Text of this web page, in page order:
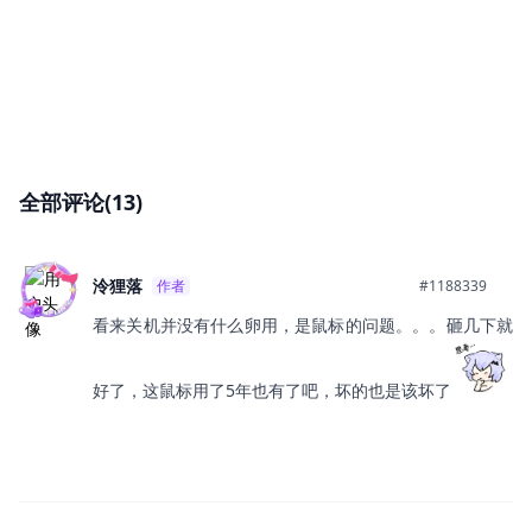
全部评论(13)
泠狸落 作者 #1188339
看来关机并没有什么卵用，是鼠标的问题。。。砸几下就
好了，这鼠标用了5年也有了吧，坏的也是该坏了